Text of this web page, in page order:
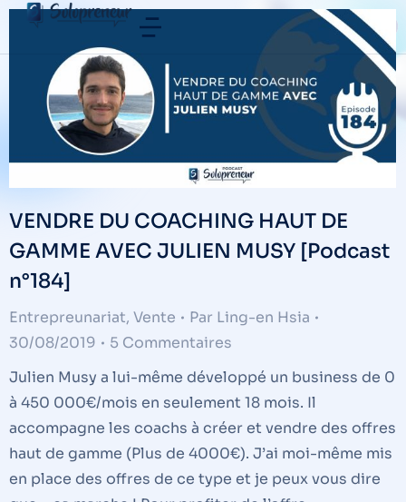
VENDRE DU COACHING HAUT DE
GAMME AVEC JULIEN MUSY [Podcast
n°184]
Entrepreunariat, Vente Par Ling-en Hsia
30/08/2019
5 Commentaires
Julien Musy a lui-même développé un business de 0
à 450 000€/mois en seulement 18 mois. Il
accompagne les coachs à créer et vendre des offres
haut de gamme (Plus de 4000€). J’ai moi-même mis
en place des offres de ce type et je peux vous dire